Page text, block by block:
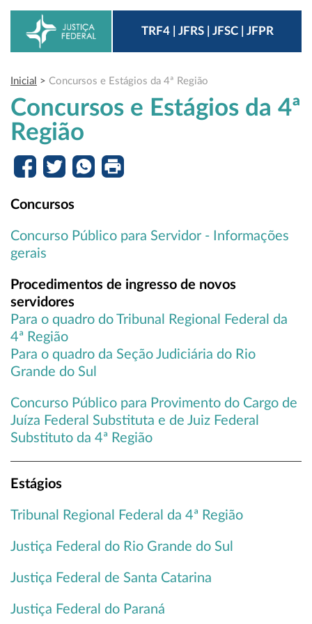
TRF4 | JFRS | JFSC | JFPR
Inicial > Concursos e Estágios da 4ª Região
Concursos e Estágios da 4ª
Região
Concursos
Concurso Público para Servidor - Informações
gerais
Procedimentos de ingresso de novos
servidores
Para o quadro do Tribunal Regional Federal da
4ª Região
Para o quadro da Seção Judiciária do Rio
Grande do Sul
Concurso Público para Provimento do Cargo de
Juíza Federal Substituta e de Juiz Federal
Substituto da 4ª Região
Estágios
Tribunal Regional Federal da 4ª Região
Justiça Federal do Rio Grande do Sul
Justiça Federal de Santa Catarina
Justiça Federal do Paraná